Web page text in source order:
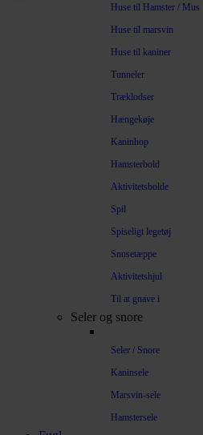
Huse til Hamster / Mus
Huse til marsvin
Huse til kaniner
Tunneler
Træklodser
Hængekøje
Kaninhop
Hamsterbold
Aktivitetsbolde
Spil
Spiseligt legetøj
Snusetæppe
Aktivitetshjul
Til at gnave i
Seler og snore
Seler / Snore
Kaninsele
Marsvin-sele
Hamstersele